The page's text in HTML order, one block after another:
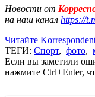
Новости от
на наш канал https://
Читайте
ТЕГИ: Спорт, фото,
Если вы заметили
нажмите Ctrl+Enter,